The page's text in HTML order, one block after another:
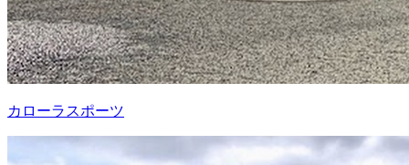
カローラスポーツ